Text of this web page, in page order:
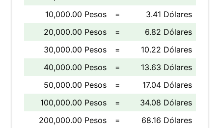
10,000.00 Pesos
=
3.41 Dólares
20,000.00 Pesos
=
6.82 Dólares
30,000.00 Pesos
=
10.22 Dólares
40,000.00 Pesos
=
13.63 Dólares
50,000.00 Pesos
=
17.04 Dólares
100,000.00 Pesos
=
34.08 Dólares
200,000.00 Pesos
= 68.16 Dólares